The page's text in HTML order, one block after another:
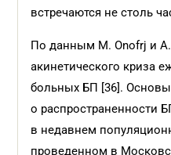
встречаются не столь
По данным M. Onofrj и
акинетического криза
больных БП [36].
о распространенности
в недавнем
проведенном в